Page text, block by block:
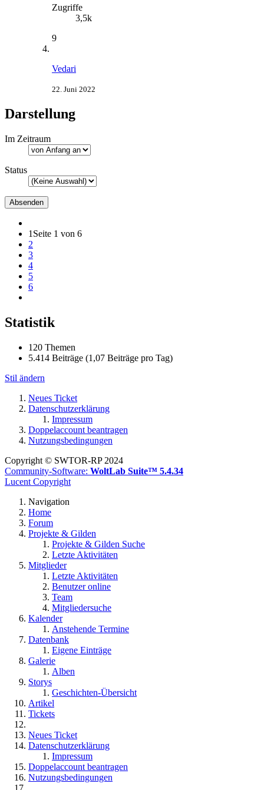
Zugriffe
3,5k
9
Vedari
22. Juni 2022
Darstellung
Im Zeitraum
Status
1 Seite 1 von 6
2
3
4
5
6
Statistik
120 Themen
5.414 Beiträge (1,07 Beiträge pro Tag)
Stil ändern
Neues Ticket
Datenschutzerklärung
Impressum
Doppelaccount beantragen
Nutzungsbedingungen
Copyright © SWTOR-RP 2024
Community-Software: WoltLab Suite™ 5.4.34
Lucent Copyright
Navigation
Home
Forum
Projekte & Gilden
Projekte & Gilden Suche
Letzte Aktivitäten
Mitglieder
Letzte Aktivitäten
Benutzer online
Team
Mitgliedersuche
Kalender
Anstehende Termine
Datenbank
Eigene Einträge
Galerie
Alben
Storys
Geschichten-Übersicht
Artikel
Tickets
Neues Ticket
Datenschutzerklärung
Impressum
Doppelaccount beantragen
Nutzungsbedingungen